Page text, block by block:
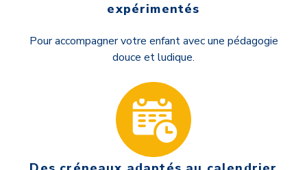
expérimentés
Pour accompagner votre enfant avec une pédagogie
douce et ludique.